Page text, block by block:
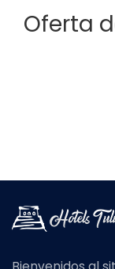
Oferta